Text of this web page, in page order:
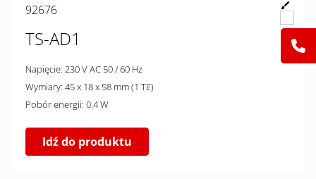
92676
TS-AD1
Napięcie: 230 V AC 50 / 60 Hz
Wymiary: 45 x 18 x 58 mm (1 TE)
Pobór energii: 0.4 W
Idź do produktu